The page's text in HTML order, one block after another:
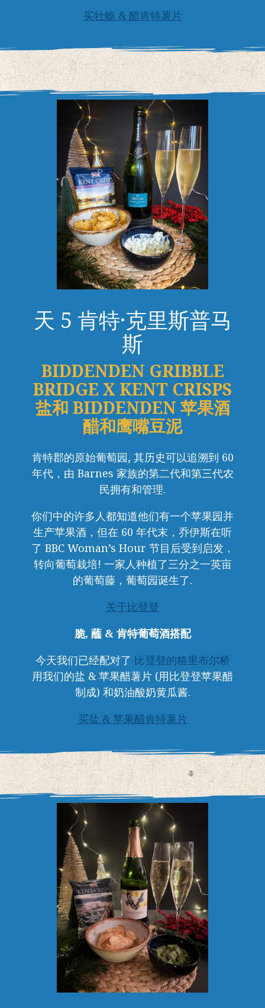
买牡蛎 & 醋肯特薯片
天 5 肯特·克里斯普马
斯
BIDDENDEN GRIBBLE
BRIDGE X KENT CRISPS
盐和 BIDDENDEN 苹果酒
醋和鹰嘴豆泥
肯特郡的原始葡萄园, 其历史可以追溯到 60
年代，由 Barnes 家族的第二代和第三代农
民拥有和管理.
你们中的许多人都知道他们有一个苹果园并
生产苹果酒，但在 60 年代末，乔伊斯在听
了 BBC Woman’s Hour 节目后受到启发，
转向葡萄栽培! 一家人种植了三分之一英亩
的葡萄藤，葡萄园诞生了.
关于比登登
脆, 蘸 & 肯特葡萄酒搭配
今天我们已经配对了 比登登的格里布尔桥
用我们的盐 & 苹果醋薯片 (用比登登苹果醋
制成) 和奶油酸奶黄瓜酱.
买盐 & 苹果醋肯特薯片